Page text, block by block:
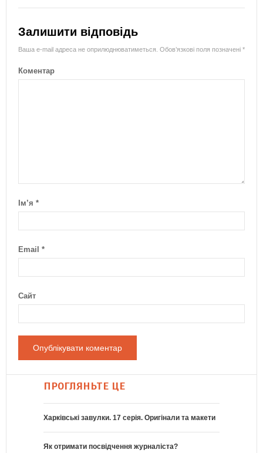
Залишити відповідь
Ваша e-mail адреса не оприлюднюватиметься. Обов’язкові поля позначені *
Коментар
Ім’я *
Email *
Сайт
ПРОГЛЯНЬТЕ ЦЕ
Харківські завулки. 17 серія. Оригінали та макети
Як отримати посвідчення журналіста?